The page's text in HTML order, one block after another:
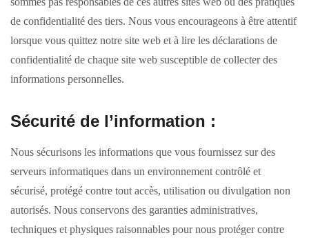
de confidentialité des tiers. Nous vous encourageons à être attentif
lorsque vous quittez notre site web et à lire les déclarations de
confidentialité de chaque site web susceptible de collecter des
informations personnelles.
Sécurité de l’information :
Nous sécurisons les informations que vous fournissez sur des
serveurs informatiques dans un environnement contrôlé et
sécurisé, protégé contre tout accès, utilisation ou divulgation non
autorisés. Nous conservons des garanties administratives,
techniques et physiques raisonnables pour nous protéger contre